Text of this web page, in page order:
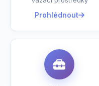
Prohlédnout